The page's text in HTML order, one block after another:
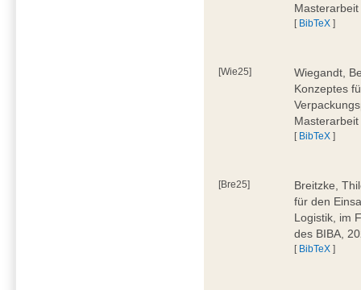
[ BibTeX ]
[Wie25]
Wiegandt,
Konzeptes
[ BibTeX ]
[Bre25]
Breitzke,
für den
Logistik, im
des BIBA,
[ BibTeX ]